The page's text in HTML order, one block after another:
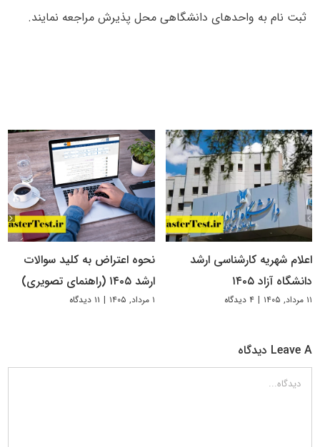
ثبت نام به واحدهای دانشگاهی محل پذیرش مراجعه نمایند.
اعلام شهریه کارشناسی ارشد
دانشگاه آزاد ۱۴۰۵
۱۱ مرداد, ۱۴۰۵ | ۴ دیدگاه
نحوه اعتراض به کلید سوالات
ارشد ۱۴۰۵ (راهنمای تصویری)
۱ مرداد, ۱۴۰۵ | ۱۱ دیدگاه
Leave A دیدگاه
دیدگاه